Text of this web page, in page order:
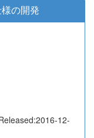
の開発
12-